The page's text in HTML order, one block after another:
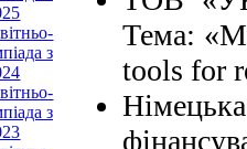
з
з
Тема:
tools for